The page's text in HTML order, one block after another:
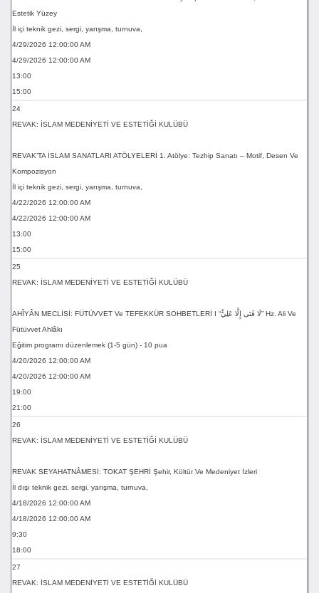
Estetik Yüzey
İl içi teknik gezi, sergi, yarışma, turnuva,
4/29/2026 12:00:00 AM
4/29/2026 12:00:00 AM
13:00
15:00
24
REVAK: İSLAM MEDENİYETİ VE ESTETİĞİ KULÜBÜ
REVAK’TA İSLAM SANATLARI ATÖLYELERİ 1. Atölye: Tezhip Sanatı – Motif, Desen Ve
Kompozisyon
İl içi teknik gezi, sergi, yarışma, turnuva,
4/22/2026 12:00:00 AM
4/22/2026 12:00:00 AM
13:00
15:00
25
REVAK: İSLAM MEDENİYETİ VE ESTETİĞİ KULÜBÜ
AHÎYÂN MECLİSİ: FÜTÜVVET Ve TEFEKKÜR SOHBETLERİ I “لَا فَتَى إِلَّا عَلِيٌّ” Hz. Ali Ve
Fütüvvet Ahlâkı
Eğitim programı düzenlemek (1-5 gün) - 10 pua
4/20/2026 12:00:00 AM
4/20/2026 12:00:00 AM
19:00
21:00
26
REVAK: İSLAM MEDENİYETİ VE ESTETİĞİ KULÜBÜ
REVAK SEYAHATNÂMESİ: TOKAT ŞEHRİ Şehir, Kültür Ve Medeniyet İzleri
İl dışı teknik gezi, sergi, yarışma, turnuva,
4/18/2026 12:00:00 AM
4/18/2026 12:00:00 AM
9:30
18:00
27
REVAK: İSLAM MEDENİYETİ VE ESTETİĞİ KULÜBÜ